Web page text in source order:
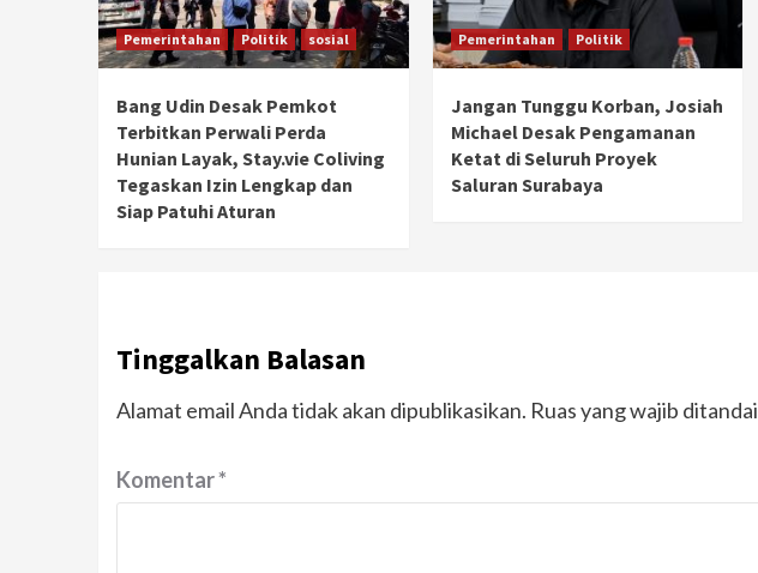
Pemerintahan Politik sosial
Bang Udin Desak Pemkot
Terbitkan Perwali Perda
Hunian Layak, Stay.vie Coliving
Tegaskan Izin Lengkap dan
Siap Patuhi Aturan
Pemerintahan Politik
Jangan Tunggu Korban, Josiah
Michael Desak Pengamanan
Ketat di Seluruh Proyek
Saluran Surabaya
Tinggalkan Balasan
Alamat email Anda tidak akan dipublikasikan. Ruas yang wajib ditandai
Komentar*